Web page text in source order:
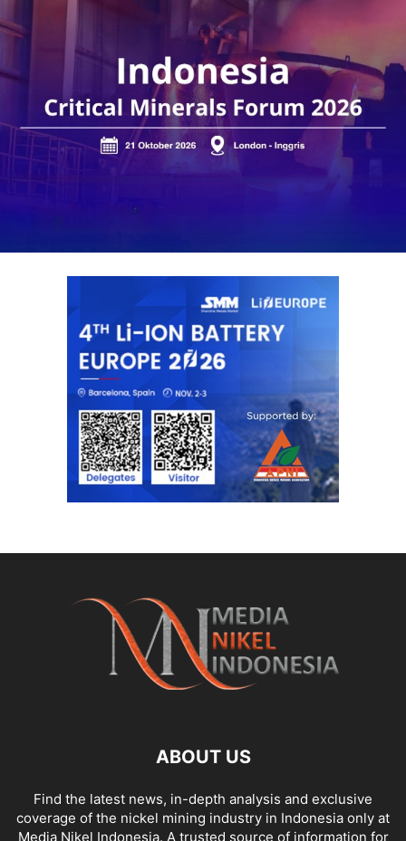
ABOUT US
Find the latest news, in-depth analysis and exclusive
coverage of the nickel mining industry in Indonesia only at
Media Nikel Indonesia. A trusted source of information for